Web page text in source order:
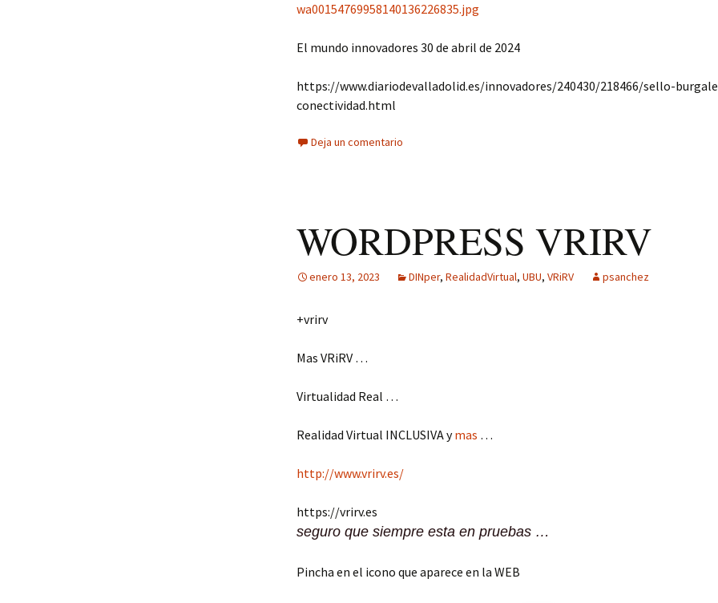
wa00154769958140136226835.jpg
El mundo innovadores 30 de abril de 2024
https://www.diariodevalladolid.es/innovadores/240430/218466/sello-
conectividad.html
Deja un comentario
WORDPRESS VRIRV
enero 13, 2023 DINper, RealidadVirtual, UBU, VRiRV psanchez
+vrirv
Mas VRiRV …
Virtualidad Real …
Realidad Virtual INCLUSIVA ymas …
http://www.vrirv.es/
https://vrirv.es
seguro que siempre esta en pruebas …
Pincha en el icono que aparece en la WEB